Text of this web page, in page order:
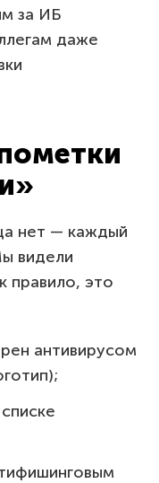
за ИБ
даже
нет — каждый
видели
правило, это
антивирусом